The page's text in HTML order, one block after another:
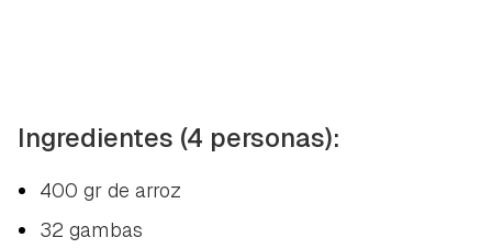
Ingredientes (4 personas):
400 gr de arroz
32 gambas